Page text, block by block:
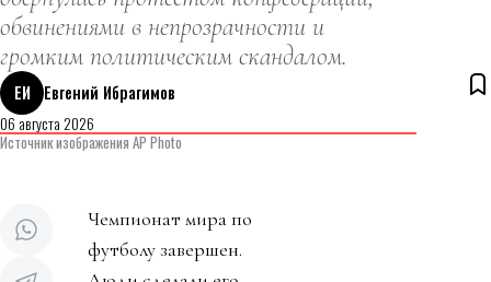
обвинениями в непрозрачности и
громким политическим скандалом.
ЕИ
Евгений Ибрагимов
06 августа 2026